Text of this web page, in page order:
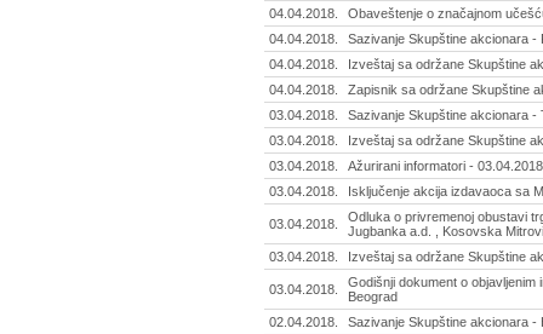
04.04.2018.
Obaveštenje o značajnom
04.04.2018.
Sazivanje Skupštine akcionara -
04.04.2018.
Izveštaj sa održane Skupštine
04.04.2018.
Zapisnik sa održane Skupštine
03.04.2018.
Sazivanje Skupštine akcionara -
03.04.2018.
Izveštaj sa održane Skupštine
03.04.2018.
Ažurirani informatori - 03.04.2018
03.04.2018.
Isključenje akcija izdavaoca sa
03.04.2018.
Odluka o privremenoj obustavi
Jugbanka a.d. , Kosovska
03.04.2018.
Izveštaj sa održane Skupštine
03.04.2018.
Godišnji dokument o objavljenim
Beograd
02.04.2018.
Sazivanje Skupštine akcionara -